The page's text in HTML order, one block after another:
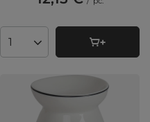
Quantité de produits